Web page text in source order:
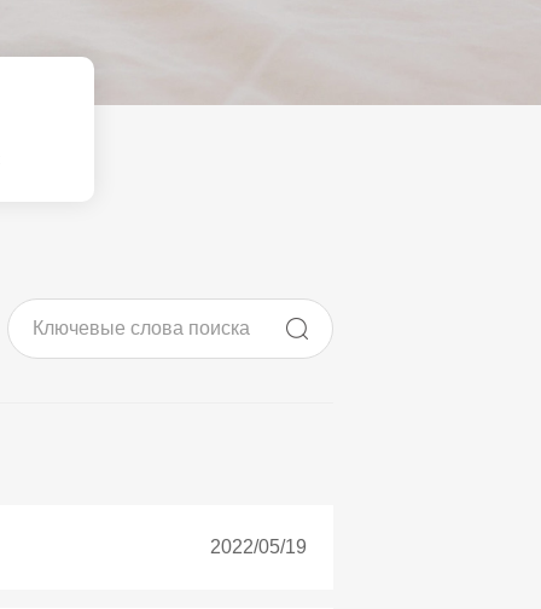
проектов
2022/05/19